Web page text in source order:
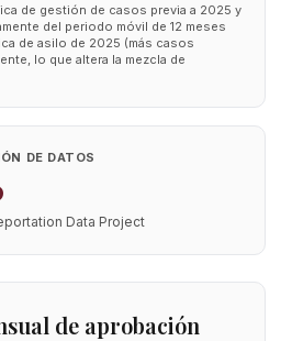
de gestión de casos previa a 2025 y
del periodo móvil de 12 meses
de asilo de 2025 (más casos
lo que altera la mezcla de
DE DATOS
Data Project
de aprobación